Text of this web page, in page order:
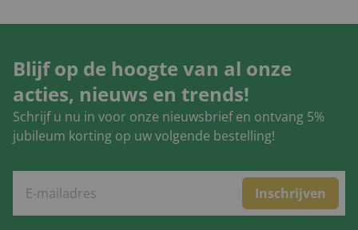
Blijf op de hoogte van al onze
acties, nieuws en trends!
Schrijf u nu in voor onze nieuwsbrief en ontvang 5%
jubileum korting op uw volgende bestelling!
Inschrijven